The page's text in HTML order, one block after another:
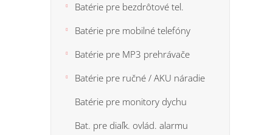
Batérie pre bezdrôtové tel.
Batérie pre mobilné telefóny
Batérie pre MP3 prehrávače
Batérie pre ručné / AKU náradie
Batérie pre monitory dychu
Bat. pre diaľk. ovlád. alarmu